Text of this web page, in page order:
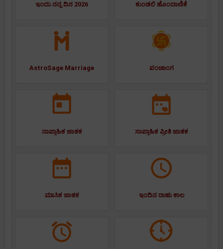
ಇಂದು ನನ್ನ ದಿನ 2026 ಕುಂಡಲಿ ಹೊಂದಾಣಿಕೆ
AstroSage Marriage ಪಂಚಾಂಗ
ಸಾಪ್ತಾಹಿಕ ಜಾತಕ ಸಾಪ್ತಾಹಿಕ ಪ್ರೀತಿ ಜಾತಕ
ಮಾಸಿಕ ಜಾತಕ ಇಂದಿನ ರಾಹು ಕಾಲ